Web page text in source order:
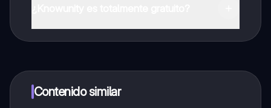
a determinadas funciones.
Contenido similar